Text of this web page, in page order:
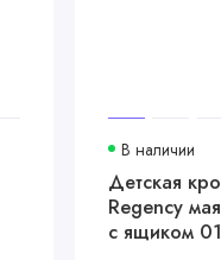
В наличии
Детская
Regency
с ящиком